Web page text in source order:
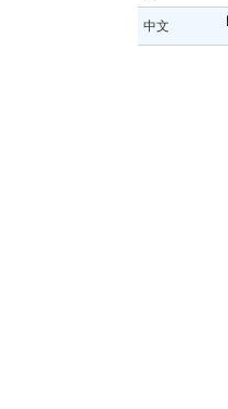
中文